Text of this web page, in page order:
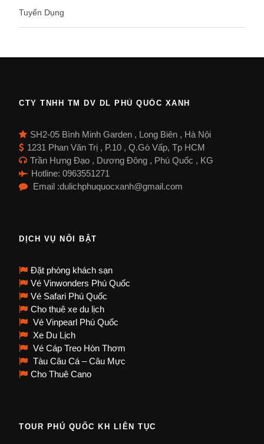
Tuyển Dụng
CTY TNHH TM DV DL PHÚ QUỐC XANH
SH2-05 Bình Minh Garden , Long Biên , Hà Nội
1231 Phan Văn Trị , P.10 , Q.Gò Vấp, Tp HCM
Trần Hưng Đạo , Dương Đông , Phú Quốc , KG
Hotline: 0963551271
Email :dulichphuquocxanh@gmail.com
DỊCH VỤ NỔI BẬT
Đặt phòng khách sạn
Vé Vinwonders Phú Quốc
Vé Safari Phú Quốc
Cho thuê xe du lịch
Vé Vinpearl Phú Quốc
Xe Du Lịch
Vé Cáp Treo Hòn Thơm
Tàu Câu Cá – Câu Mực
Cho Thuê Cano
TOUR PHÚ QUỐC KH LIÊN TỤC